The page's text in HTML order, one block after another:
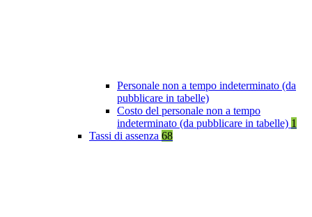
Personale non a tempo indeterminato (da
pubblicare in tabelle)
Costo del personale non a tempo
indeterminato (da pubblicare in tabelle) 1
Tassi di assenza 68